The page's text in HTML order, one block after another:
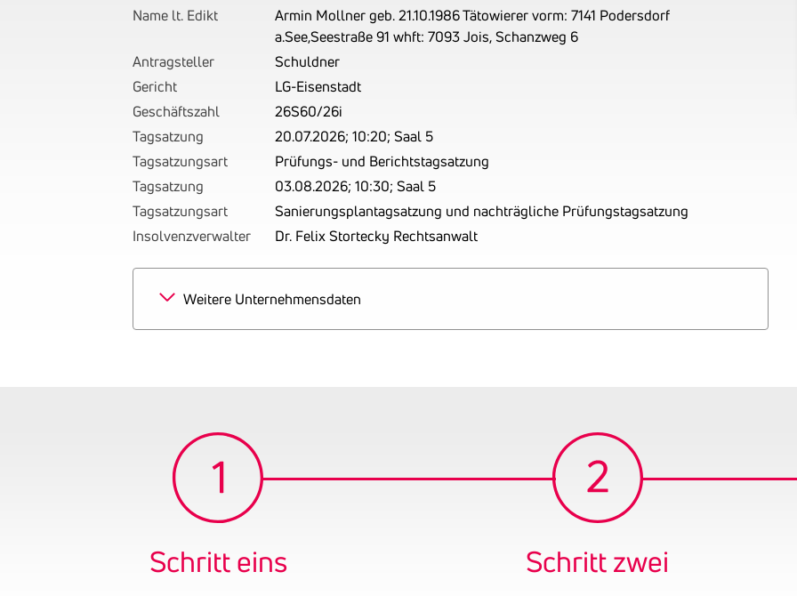
Name lt. Edikt
Armin Mollner geb. 21.10.1986 Tätowierer vorm: 7141 Podersdorf
a.See,Seestraße 91 whft: 7093 Jois, Schanzweg 6
Antragsteller
Schuldner
Gericht
LG-Eisenstadt
Geschäftszahl
26S60/26i
Tagsatzung
20.07.2026; 10:20; Saal 5
Tagsatzungsart
Prüfungs- und Berichtstagsatzung
Tagsatzung
03.08.2026; 10:30; Saal 5
Tagsatzungsart
Sanierungsplantagsatzung und nachträgliche Prüfungstagsatzung
Insolvenzverwalter
Dr. Felix Stortecky Rechtsanwalt
Weitere Unternehmensdaten
Schritt eins Schritt zwei